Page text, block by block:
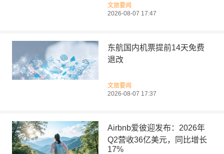
文旅要闻
2026-08-07 17:47
东航国内机票提前14天免费
退改
文旅要闻
2026-08-07 17:37
Airbnb爱彼迎发布：2026年
Q2营收36亿美元，同比增长
17%